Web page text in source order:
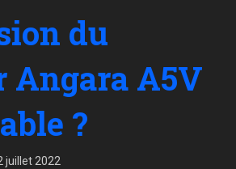
du
Angara A5V
?
juillet 2022